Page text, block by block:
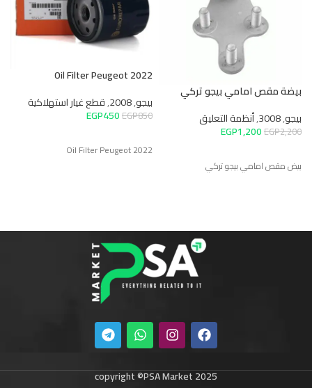
بيضة مقص امامي بيجو تركي
بيجو,
3008
,أنظمة التعليق
EGP2,200
EGP1,200
بيض مقص امامي بيجو تركي
Oil Filter Peugeot 2022
بيجو,
2008
,قطع غيار استهلاكية
EGP850
EGP450
Oil Filter Peugeot 2022
copyright ©PSA Market 2025